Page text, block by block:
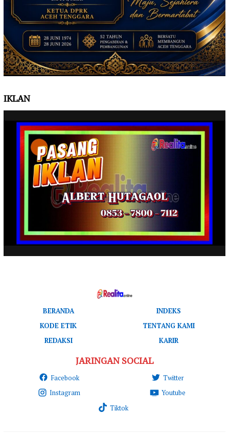
IKLAN
BERANDA
INDEKS
KODE ETIK
TENTANG KAMI
REDAKSI
KARIR
JARINGAN SOCIAL
Facebook
Twitter
Instagram
Youtube
Tiktok